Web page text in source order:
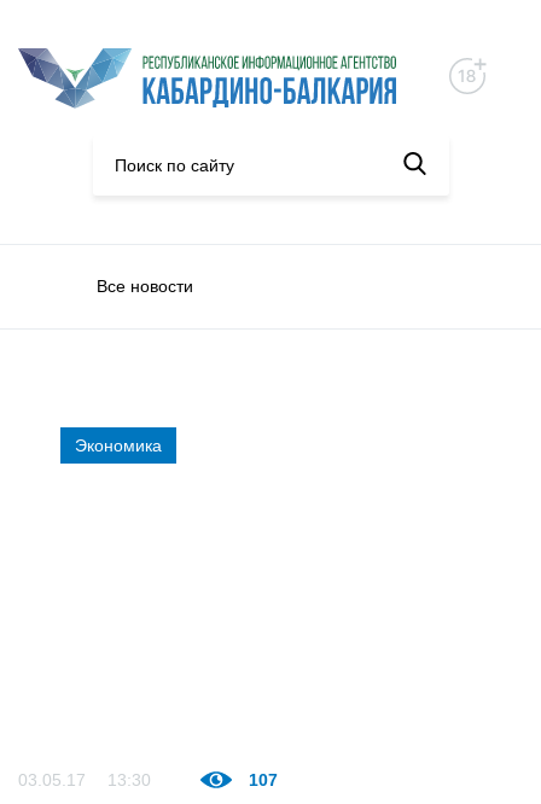
Все новости
Экономика
03.05.17 13:30 107